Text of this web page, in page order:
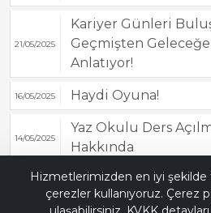
21/05/2025
Kariyer Günleri
Geçmişten Geleceğe
Anlatıyor!
16/05/2025 Haydi Oyuna!
14/05/2025
Yaz Okulu Ders
Hakkında
30/04/2025
Satranç Turnuvası
Gerçekleştirilecektir
Hizmetlerimizden en iyi şekilde
çerezler kullanıyoruz. Çerez